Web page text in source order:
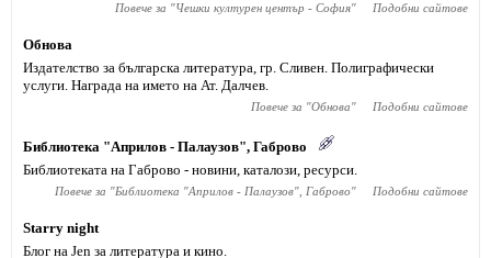
Повече за "Чешки културен център - София" Подобни сайтове
Обнова
Издателство за българска литература, гр. Сливен. Полиграфически
услуги. Награда на името на Ат. Далчев.
Повече за "Обнова" Подобни сайтове
Библиотека "Априлов - Палаузов", Габрово
Библиотеката на Габрово - новини, каталози, ресурси.
Повече за "Библиотека "Априлов - Палаузов", Габрово" Подобни сайтове
Starry night
Блог на Jen за литература и кино.